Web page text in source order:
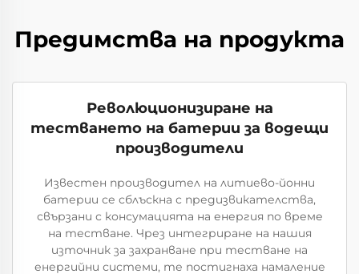
Предимства на продукта
Революционизиране на
тестването на батерии за водещи
производители
Известен производител на литиево-йонни
батерии се сблъскна с предизвикателства,
свързани с консумацията на енергия по време
на тестване. Чрез интегриране на нашия
източник за захранване при тестване на
енергийни системи, те постигнаха намаление